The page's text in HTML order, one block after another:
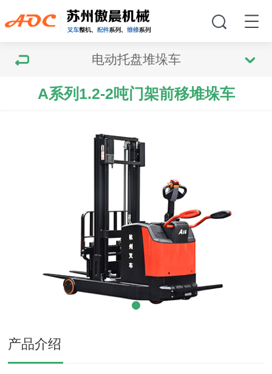
电动托盘堆垛车
A系列1.2-2吨门架前移堆垛车
产品介绍